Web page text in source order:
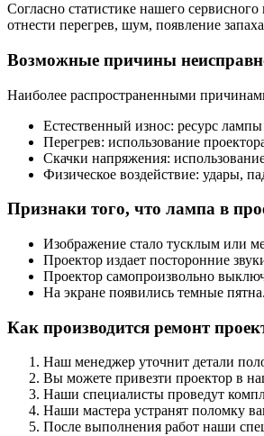
Согласно статистике нашего
отнести перегрев, шум, появление
Возможные причины
Наиболее распространенными
Естественный износ: ресурс
Перегрев: использование
Скачки напряжения:
Физическое воздействие: удары,
Признаки того, что лампа в
Изображение стало тусклым или
Проектор издает посторонние
Проектор самопроизвольно
На экране появились темные пятна.
Как производится ремонт
Наш менеджер уточнит детали
Вы можете привезти проектор в
Наши специалисты проведут
Наши мастера устранят поломку
После выполнения работ наши